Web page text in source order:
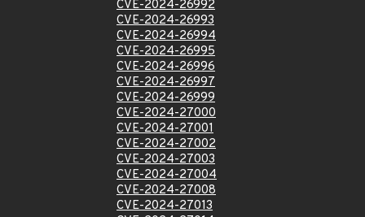
CVE-2024-26992
CVE-2024-26993
CVE-2024-26994
CVE-2024-26995
CVE-2024-26996
CVE-2024-26997
CVE-2024-26999
CVE-2024-27000
CVE-2024-27001
CVE-2024-27002
CVE-2024-27003
CVE-2024-27004
CVE-2024-27008
CVE-2024-27013